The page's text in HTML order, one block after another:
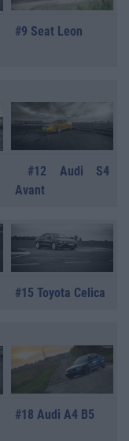
#9 Seat Leon
#12 Audi S4
Avant
#15 Toyota Celica
#18 Audi A4 B5